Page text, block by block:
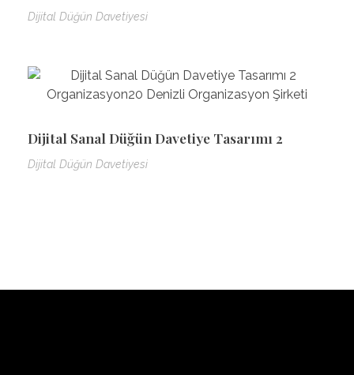
Dijital Düğün Davetiyesi
Dijital Sanal Düğün Davetiye Tasarımı 2
Dijital Düğün Davetiyesi